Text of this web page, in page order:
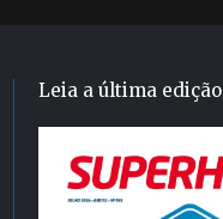
Leia a última edição